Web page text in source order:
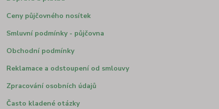
Ceny půjčovného nosítek
Smluvní podmínky - půjčovna
Obchodní podmínky
Reklamace a odstoupení od smlouvy
Zpracování osobních údajů
Často kladené otázky